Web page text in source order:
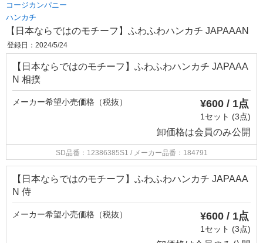
コージカンパニー
ハンカチ
【日本ならではのモチーフ】ふわふわハンカチ JAPAAAN
登録日：2024/5/24
【日本ならではのモチーフ】ふわふわハンカチ JAPAAA
N 相撲
メーカー希望小売価格（税抜） ¥600 / 1点
1セット (3点)
卸価格は会員のみ公開
SD品番：12386385S1 / メーカー品番：184791
【日本ならではのモチーフ】ふわふわハンカチ JAPAAA
N 侍
メーカー希望小売価格（税抜） ¥600 / 1点
1セット (3点)